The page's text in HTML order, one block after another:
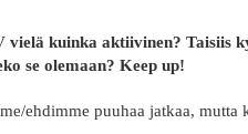
kuinka aktiivinen? Taisiis
se olemaan? Keep up!
ehdimme puuhaa jatkaa, mutta